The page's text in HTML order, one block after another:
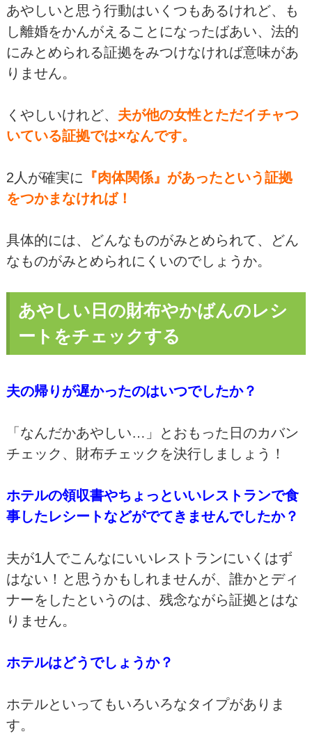
あやしいと思う行動はいくつもあるけれど、も
し離婚をかんがえることになったばあい、法的
にみとめられる証拠をみつけなければ意味があ
りません。
くやしいけれど、 夫が他の女性とただイチャつ
いている証拠では×なんです。
2人が確実に
『肉体関係』があったという証拠
をつかまなければ！
具体的には、どんなものがみとめられて、どん
なものがみとめられにくいのでしょうか。
あやしい日の財布やかばんのレシ
ートをチェックする
夫の帰りが遅かったのはいつでしたか？
「なんだかあやしい…」とおもった日のカバン
チェック、財布チェックを決行しましょう！
ホテルの領収書やちょっといいレストランで食
事したレシートなどがでてきませんでしたか？
夫が1人でこんなにいいレストランにいくはず
はない！と思うかもしれませんが、誰かとディ
ナーをしたというのは、残念ながら証拠とはな
りません。
ホテルはどうでしょうか？
ホテルといってもいろいろなタイプがありま
す。